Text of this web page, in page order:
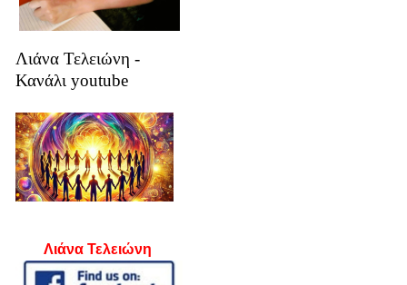
Λιάνα Τελειώνη -
Κανάλι youtube
Λιάνα Τελειώνη